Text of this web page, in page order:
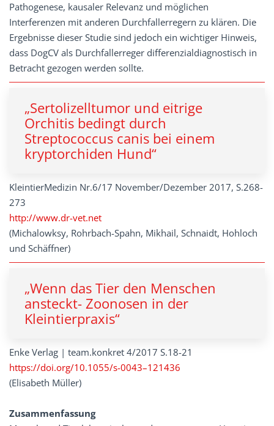
Pathogenese, kausaler Relevanz und möglichen
Interferenzen mit anderen Durchfallerregern zu klären. Die
Ergebnisse dieser Studie sind jedoch ein wichtiger Hinweis,
dass DogCV als Durchfallerreger differenzialdiagnostisch in
Betracht gezogen werden sollte.
„Sertolizelltumor und eitrige
Orchitis bedingt durch
Streptococcus canis bei einem
kryptorchiden Hund“
KleintierMedizin Nr.6/17 November/Dezember 2017, S.268-
273
http://www.dr-vet.net
(Michalowksy, Rohrbach-Spahn, Mikhail, Schnaidt, Hohloch
und Schäffner)
„Wenn das Tier den Menschen
ansteckt- Zoonosen in der
Kleintierpraxis“
Enke Verlag | team.konkret 4/2017 S.18-21
https://doi.org/10.1055/s-0043–121436
(Elisabeth Müller)
Zusammenfassung